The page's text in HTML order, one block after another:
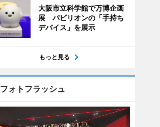
大阪市立科学館で万博企画
展 パビリオンの「手持ち
デバイス」を展示
もっと見る
フォトフラッシュ